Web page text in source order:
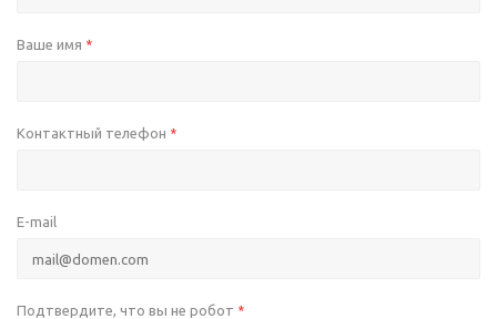
Ваше имя *
Контактный телефон *
E-mail
Подтвердите, что вы не робот *